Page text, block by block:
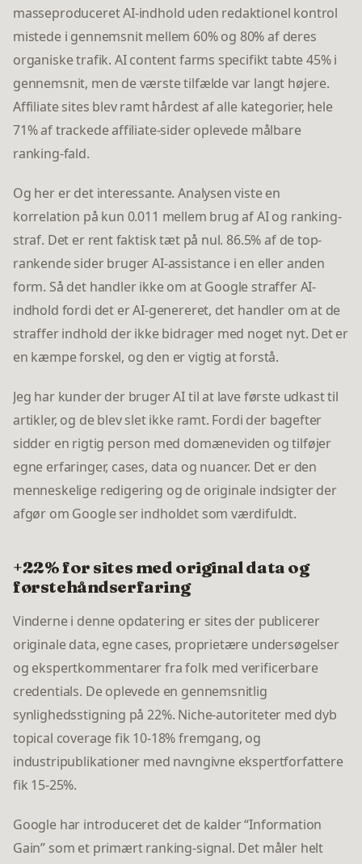
masseproduceret AI-indhold uden redaktionel kontrol
mistede i gennemsnit mellem 60% og 80% af deres
organiske trafik. AI content farms specifikt tabte 45% i
gennemsnit, men de værste tilfælde var langt højere.
Affiliate sites blev ramt hårdest af alle kategorier, hele
71% af trackede affiliate-sider oplevede målbare
ranking-fald.
Og her er det interessante. Analysen viste en
korrelation på kun 0.011 mellem brug af AI og ranking-
straf. Det er rent faktisk tæt på nul. 86.5% af de top-
rankende sider bruger AI-assistance i en eller anden
form. Så det handler ikke om at Google straffer AI-
indhold fordi det er AI-genereret, det handler om at de
straffer indhold der ikke bidrager med noget nyt. Det er
en kæmpe forskel, og den er vigtig at forstå.
Jeg har kunder der bruger AI til at lave første udkast til
artikler, og de blev slet ikke ramt. Fordi der bagefter
sidder en rigtig person med domæneviden og tilføjer
egne erfaringer, cases, data og nuancer. Det er den
menneskelige redigering og de originale indsigter der
afgør om Google ser indholdet som værdifuldt.
+22% for sites med original data og
førstehåndserfaring
Vinderne i denne opdatering er sites der publicerer
originale data, egne cases, proprietære undersøgelser
og ekspertkommentarer fra folk med verificerbare
credentials. De oplevede en gennemsnitlig
synlighedsstigning på 22%. Niche-autoriteter med dyb
topical coverage fik 10-18% fremgang, og
industripublikationer med navngivne ekspertforfattere
fik 15-25%.
Google har introduceret det de kalder “Information
Gain” som et primært ranking-signal. Det måler helt